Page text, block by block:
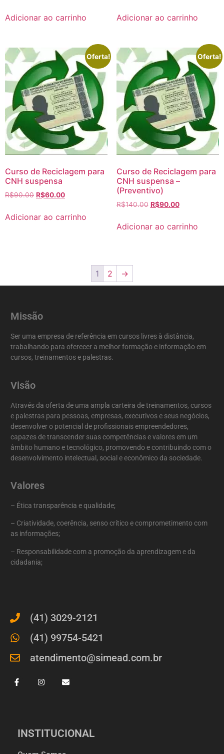
Adicionar ao carrinho Adicionar ao carrinho
Oferta!
Curso de Reciclagem para
CNH suspensa
R$90.00 R$60.00
Adicionar ao carrinho
Oferta!
Curso de Reciclagem para
CNH suspensa –
(Preventivo)
R$140.00 R$90.00
Adicionar ao carrinho
1 2 →
INSTITUCIONAL
(41) 3029-2121
(41) 99754-5421
atendimento@simead.com.br
Missão
Ser uma empresa de referência em cursos livres à distância,
trabalhando para oferecer a melhor formação e informação em
cursos, treinamentos e palestras.
Visão
Através da oferta de uma ampla carteira de treinamentos, cursos
e palestras para pessoas, empresas, executivos e seus negócios,
desenvolver o potencial de profissionais empreendedores,
capazes de transcender suas competências e valores em um
âmbito humano e tecnológico, promovendo e contribuindo com o
desenvolvimento intelectual, social e econômico da sociedade.
Valores
– Ética transparência e qualidade;
– Criatividade, coerência, senso crítico e comprometimento com
as informações;
– Responsabilidade com a promoção da aprendizagem e da
cidadania;